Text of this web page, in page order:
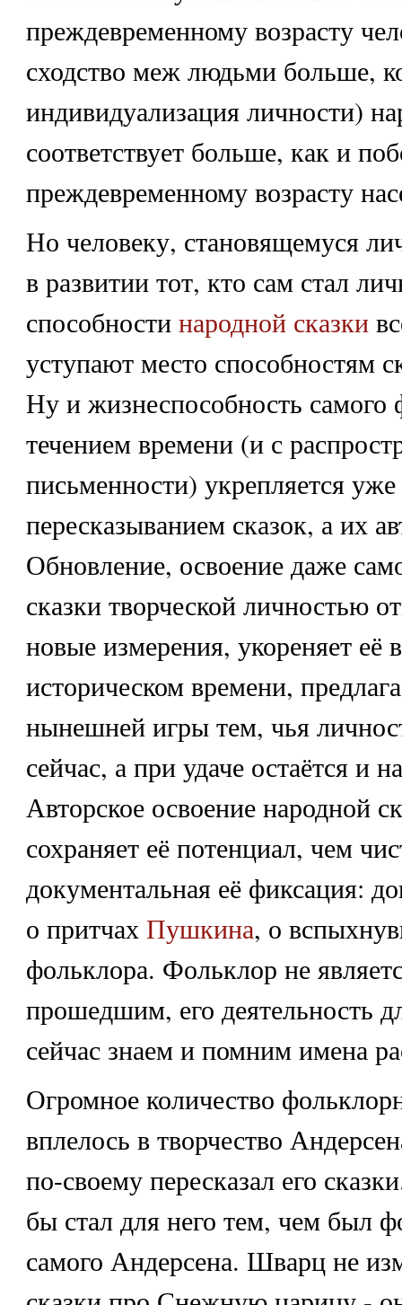
преждевременному возрасту
сходство меж людьми больше,
индивидуализация личности)
соответствует больше, как и
преждевременному возрасту
Но человеку, становящемуся
в развитии тот, кто сам стал
способности народной сказки
уступают место способностям
Ну и жизнеспособность самого
течением времени (и с
письменности) укрепляется
пересказыванием сказок, а их
Обновление, освоение даже
сказки творческой личностью
новые измерения, укореняет её
историческом времени,
нынешней игры тем, чья
сейчас, а при удаче остаётся и
Авторское освоение народной
сохраняет её потенциал, чем
документальная её фиксация:
о притчах Пушкина, о
фольклора. Фольклор не
прошедшим, его деятельность
сейчас знаем и помним имена
Огромное количество
вплелось в творчество
по-своему пересказал его
бы стал для него тем, чем был
самого Андерсена. Шварц не